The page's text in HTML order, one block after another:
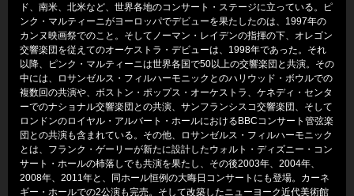
ド、南米、北米など、世界各地のコンサート・ステージに立っている。ピ
ンク・マルティーニがヨーロッパでデビューを果たしたのは、1997年の
カンヌ映画祭でのこと。そしてノーマン・レイデンの指揮の下、オレゴン
交響楽団を従えてのオーケストラ・デビューは、1998年であった。それ
以降、ピンク・マルティーニは世界各国で50以上の交響楽団と共演。その
中には、ロサンゼルス・フィルハーモニックとのハリウッド・ボウルでの
複数回の共演や、ボストン・ポップス・オーケストラ、ケネディ・センタ
ーでのナショナル交響楽団との共演、サンフランシスコ交響楽団、そして
ロンドンのロイヤル・アルバート・ホールにおけるBBCコンサート管弦楽
団との共演も含まれている。その他、ロサンゼルス・フィルハーモニック
とは、フランク・ゲーリーが新たに設計したウォルト・ディズニー・コン
サート・ホールの杮落しでも共演を果たし、その後2003年、2004年、
2008年、2011年と、同ホール恒例の大晦日コンサートにも登場。カーネ
ギー・ホールでの2公演も完売。そして改築したニューヨーク近代美術館